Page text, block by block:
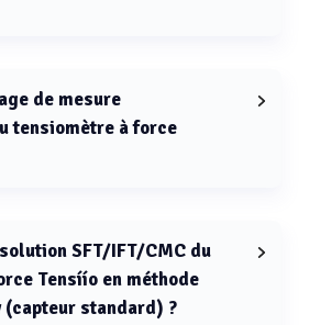
de mesure
tensiomètre à force
SFT/IFT/CMC du
Tensíío en méthode
(capteur standard) ?